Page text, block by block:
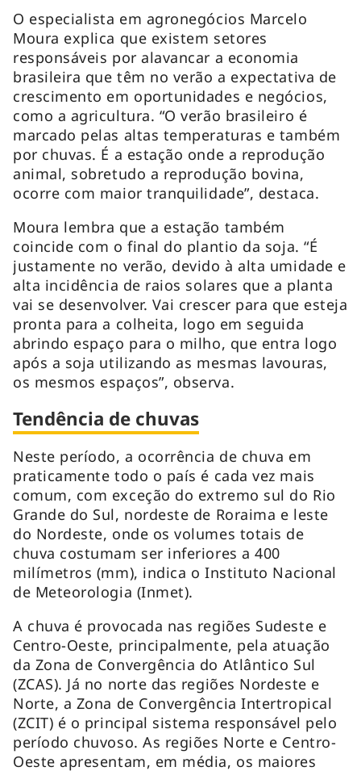
O especialista em agronegócios Marcelo
Moura explica que existem setores
responsáveis por alavancar a economia
brasileira que têm no verão a expectativa de
crescimento em oportunidades e negócios,
como a agricultura. “O verão brasileiro é
marcado pelas altas temperaturas e também
por chuvas. É a estação onde a reprodução
animal, sobretudo a reprodução bovina,
ocorre com maior tranquilidade”, destaca.
Moura lembra que a estação também
coincide com o final do plantio da soja. “É
justamente no verão, devido à alta umidade e
alta incidência de raios solares que a planta
vai se desenvolver. Vai crescer para que esteja
pronta para a colheita, logo em seguida
abrindo espaço para o milho, que entra logo
após a soja utilizando as mesmas lavouras,
os mesmos espaços”, observa.
Tendência de chuvas
Neste período, a ocorrência de chuva em
praticamente todo o país é cada vez mais
comum, com exceção do extremo sul do Rio
Grande do Sul, nordeste de Roraima e leste
do Nordeste, onde os volumes totais de
chuva costumam ser inferiores a 400
milímetros (mm), indica o Instituto Nacional
de Meteorologia (Inmet).
A chuva é provocada nas regiões Sudeste e
Centro-Oeste, principalmente, pela atuação
da Zona de Convergência do Atlântico Sul
(ZCAS). Já no norte das regiões Nordeste e
Norte, a Zona de Convergência Intertropical
(ZCIT) é o principal sistema responsável pelo
período chuvoso. As regiões Norte e Centro-
Oeste apresentam, em média, os maiores